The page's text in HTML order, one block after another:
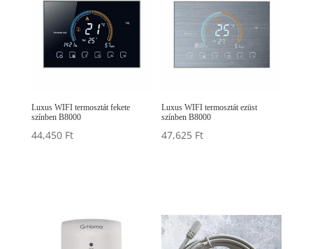
Luxus WIFI termosztát fekete
színben B8000
44,450 Ft
Luxus WIFI termosztát ezüst
színben B8000
47,625 Ft